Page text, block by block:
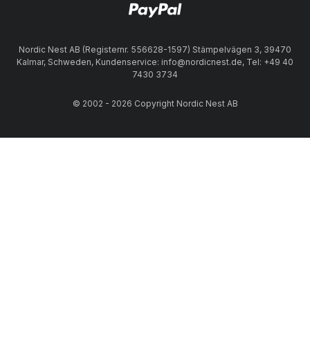
Nordic Nest AB (Registernr. 556628-1597) Stämpelvägen 3, 39470
Kalmar, Schweden, Kundenservice: info@nordicnest.de, Tel: +49 40
7430 3734
© 2002 - 2026 Copyright Nordic Nest AB